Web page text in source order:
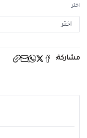
اختر
مشاركة: